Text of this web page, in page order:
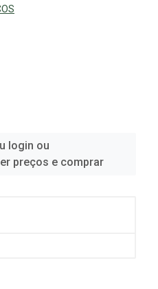
login ou
preços e comprar